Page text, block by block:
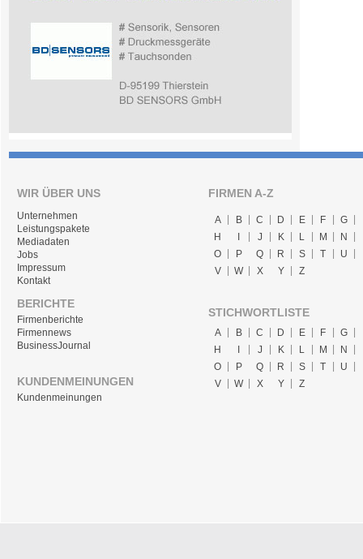
WIR ÜBER UNS
Unternehmen
Leistungspakete
Mediadaten
Jobs
Impressum
Kontakt
BERICHTE
Firmenberichte
Firmennews
BusinessJournal
KUNDENMEINUNGEN
Kundenmeinungen
FIRMEN A-Z
A B C D E F
G
H
J K L M
N
O
P Q R S T
U
V
W X Y Z
STICHWORTLISTE
A B C D E F
G
H
I J K L M
N
O
P Q R S T
U
V
W X Y Z